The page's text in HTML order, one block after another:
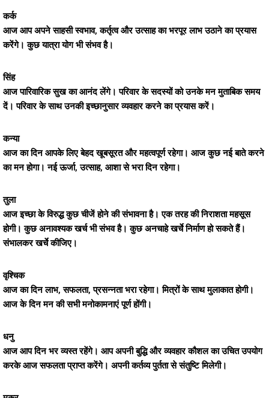
कर्क
आज आप अपने साहसी स्वभाव, कर्तृत्व और उत्साह का भरपूर लाभ उठाने का प्रयास
करेंगे। कुछ यात्रा योग भी संभव है।
सिंह
आज पारिवारिक सुख का आनंद लेंगे। परिवार के सदस्यों को उनके मन मुताबिक समय
दें। परिवार के साथ उनकी इच्छानुसार व्यवहार करने का प्रयास करें।
कन्या
आज का दिन आपके लिए बेहद खूबसूरत और महत्वपूर्ण रहेगा। आज कुछ नई बाते करने
का मन होगा। नई ऊर्जा, उत्साह, आशा से भरा दिन रहेगा।
तुला
आज इच्छा के विरुद्ध कुछ चीजें होने की संभावना है। एक तरह की निराशता महसूस
होगी। कुछ अनावश्यक खर्च भी संभव है। कुछ अनचाहे खर्चे निर्माण हो सकते हैं।
संभालकर खर्चे कीजिए।
वृश्चिक
आज का दिन लाभ, सफलता, प्रसन्नता भरा रहेगा। मित्रों के साथ मुलाकात होगी।
आज के दिन मन की सभी मनोकामनाएं पूर्ण होंगी।
धनु
आज आप दिन भर व्यस्त रहेंगे। आप अपनी बुद्धि और व्यवहार कौशल का उचित उपयोग
करके आज सफलता प्राप्त करेंगे। अपनी कर्तव्य पुर्तता से संतुष्टि मिलेगी।